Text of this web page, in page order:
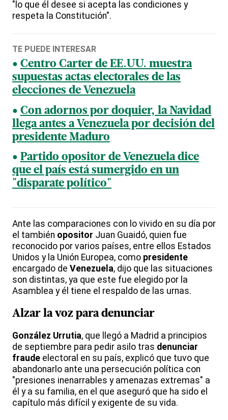
"lo que él desee si acepta las condiciones y
respeta la Constitución".
TE PUEDE INTERESAR
Centro Carter de EE.UU. muestra
supuestas actas electorales de las
elecciones de Venezuela
Con adornos por doquier, la Navidad
llega antes a Venezuela por decisión del
presidente Maduro
Partido opositor de Venezuela dice
que el país está sumergido en un
"disparate político"
Ante las comparaciones con lo vivido en su día por
el también opositor Juan Guaidó, quien fue
reconocido por varios países, entre ellos Estados
Unidos y la Unión Europea, como presidente
encargado de Venezuela, dijo que las situaciones
son distintas, ya que este fue elegido por la
Asamblea y él tiene el respaldo de las urnas.
Alzar la voz paradenunciar
González Urrutia, que llegó a Madrid a principios
de septiembre para pedir asilo tras denunciar
fraude electoral en su país, explicó que tuvo que
abandonarlo ante una persecución política con
"presiones inenarrables y amenazas extremas" a
él y a su familia, en el que aseguró que ha sido el
capítulo más difícil y exigente de su vida.